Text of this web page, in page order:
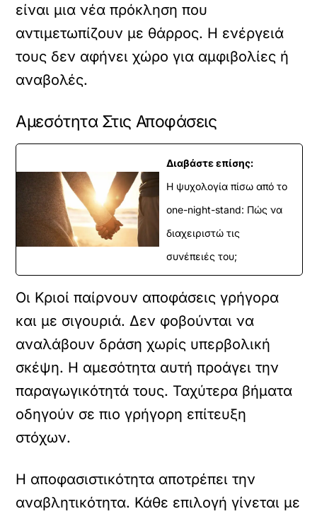
είναι μια νέα πρόκληση που
αντιμετωπίζουν με θάρρος. Η ενέργειά
τους δεν αφήνει χώρο για αμφιβολίες ή
αναβολές.
Αμεσότητα Στις Αποφάσεις
Διαβάστε επίσης:
Η ψυχολογία πίσω από το
one-night-stand: Πώς να
διαχειριστώ τις
συνέπειές του;
Οι Κριοί παίρνουν αποφάσεις γρήγορα
και με σιγουριά. Δεν φοβούνται να
αναλάβουν δράση χωρίς υπερβολική
σκέψη. Η αμεσότητα αυτή προάγει την
παραγωγικότητά τους. Ταχύτερα βήματα
οδηγούν σε πιο γρήγορη επίτευξη
στόχων.
Η αποφασιστικότητα αποτρέπει την
αναβλητικότητα. Κάθε επιλογή γίνεται με